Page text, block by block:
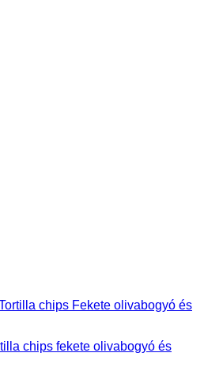
chips fekete olivabogyó és